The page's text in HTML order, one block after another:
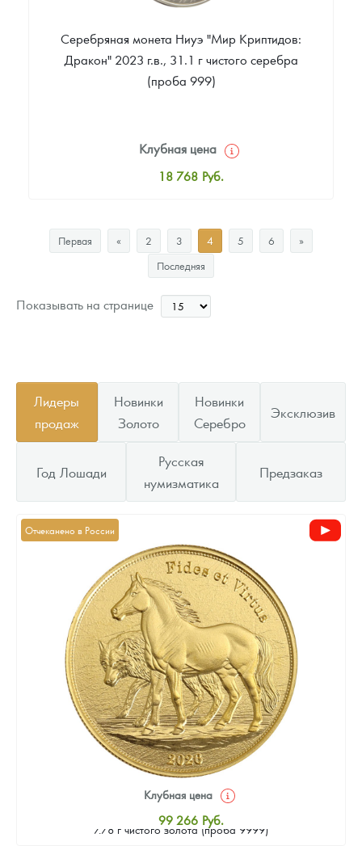
Серебряная монета Ниуэ "Мир Криптидов:
Дракон" 2023 г.в., 31.1 г чистого серебра
(проба 999)
Клубная цена
18 768 Руб.
19 811 Руб.
Цена выкупа
Звоните
Первая « 2 3 4 5 6
»
Последняя
Показывать на странице
Лидеры
продаж
Новинки
Золото
Новинки
Серебро
Эксклюзив
Год Лошади
Русская
нумизматика
Предзаказ
Отчеканено в России
7.78 г чистого золота (проба 9999)
Клубная цена
99 266 Руб.
Стандартная цена